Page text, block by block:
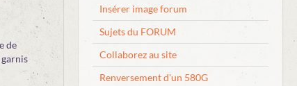
de
Insérer image forum
Sujets du FORUM
Collaborez au site
Renversement d'un 580G